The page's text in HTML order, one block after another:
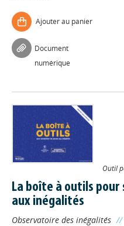
Ajouter au panier
Document
numérique
Outil
La boîte à outils
aux inégalités
Observatoire des inégalités //